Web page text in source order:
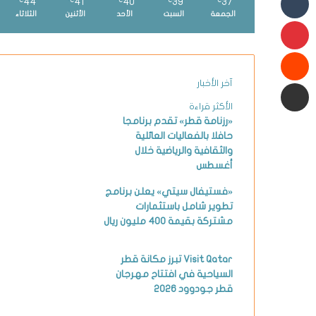
الجمعة السبت الأحد الأثنين الثلاثاء
آخر الأخبار
الأكثر قراءة
«رزنامة قطر» تقدم برنامجا
حافلا بالفعاليات العائلية
والثقافية والرياضية خلال
أغسطس
«فستيفال سيتي» يعلن برنامج
تطوير شامل باستثمارات
مشتركة بقيمة 400 مليون ريال
Visit Qatar تبرز مكانة قطر
السياحية في افتتاح مهرجان
قطر جودوود 2026
بينتيريست
شارك عبر البريد الإلكتروني